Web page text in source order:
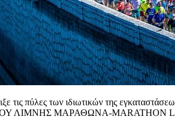
πύλες των ιδιωτικών της
ΛΙΜΝΗΣ ΜΑΡΑΘΩΝΑ-MARATHON